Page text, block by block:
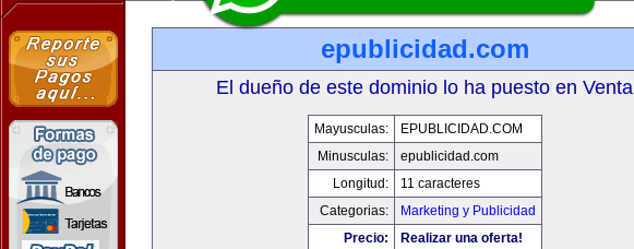
epublicidad.com
El dueño de este dominio lo ha puesto en Venta
Mayusculas:
EPUBLICIDAD.COM
Minusculas:
epublicidad.com
Longitud:
11 caracteres
Categorias:
Marketing y Publicidad
Precio:
Realizar una oferta!